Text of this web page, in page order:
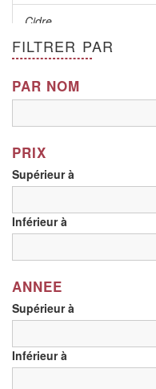
Cidre
Coteaux Vendomois Blanc
Coteaux Vendomois Rouge
Côte Roannaise
Côteaux du Layon
Jasnières
Menetou Salon Blanc
Menetou Salon Rouge
Montlouis
FILTRER PAR
PAR NOM
PRIX
Supérieur à
Inférieur à
ANNEE
Supérieur à
Inférieur à